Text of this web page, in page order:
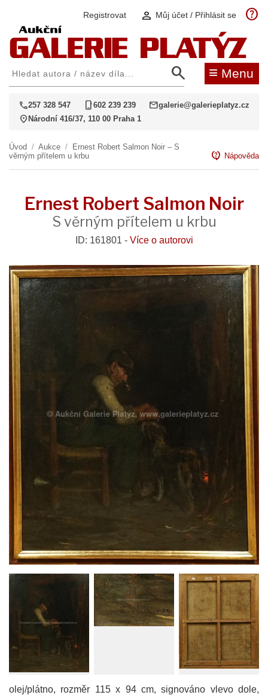
Registrovat person Můj účet / Přihlásit se help
search ≡ Menu
call257 328 547 phone_iphone602 239 239 mailgalerie@galerieplatyz.cz
location_on Národní 416/37, 110 00 Praha 1
Úvod / Aukce /
Ernest Robert Salmon Noir – S
věrným přítelem u krbu
contact_support Nápověda
Ernest Robert Salmon Noir
S věrným přítelem u krbu
ID: 161801 - Více o autorovi
olej/plátno, rozměr 115 x 94 cm, signováno vlevo dole,